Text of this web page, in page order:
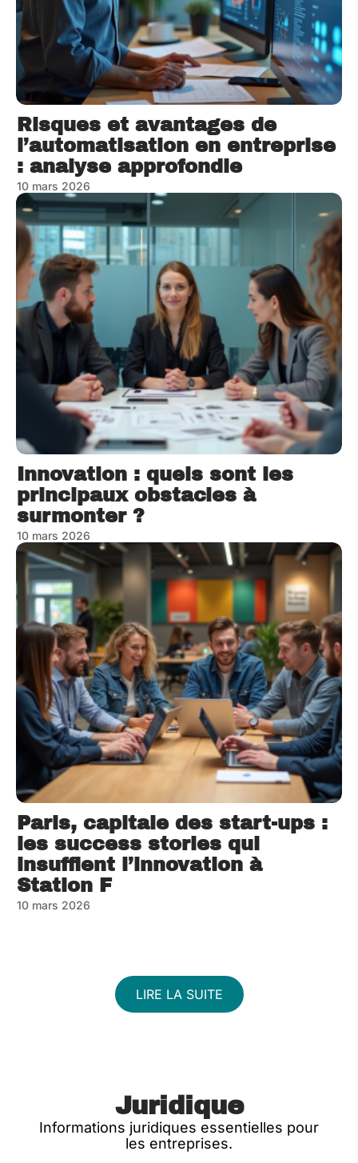
Risques et avantages de
l’automatisation en entreprise
: analyse approfondie
10 mars 2026
Innovation : quels sont les
principaux obstacles à
surmonter ?
10 mars 2026
Paris, capitale des start-ups :
les success stories qui
insufflent l’innovation à
Station F
10 mars 2026
LIRE LA SUITE
Juridique
Informations juridiques essentielles pour
les entreprises.